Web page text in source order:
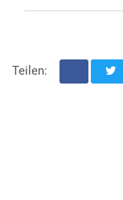
Teilen: